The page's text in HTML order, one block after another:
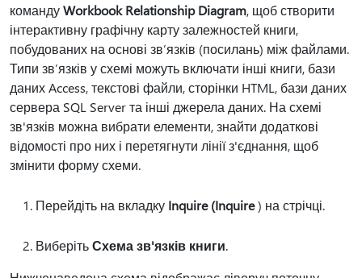
командуWorkbook Relationship Diagram, щоб створити
інтерактивну графічну карту залежностей книги,
побудованих на основі зв’язків (посилань) між файлами.
Типи зв’язків у схемі можуть включати інші книги, бази
даних Access, текстові файли, сторінки HTML, бази даних
сервера SQL Server та інші джерела даних. На схемі
зв'язків можна вибрати елементи, знайти додаткові
відомості про них і перетягнути лінії з'єднання, щоб
змінити форму схеми.
Перейдіть на вкладку Inquire (Inquire) на стрічці.
ВиберітьСхема зв'язків книги.